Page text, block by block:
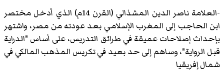
-العلامة ناصر الدين المشذالي (القرن 14م) الذي أدخل مختصر
ابن الحاجب إلى المغرب الإسلامي بعد عودته من مصر، واشتهر
بإحداث إصلاحات عميقة في طرائق التدريس، على أساس "الدراية
قبل الرواية"، وساهم إلى حد بعيد في تكريس المذهب المالكي في
شمال إفريقيا